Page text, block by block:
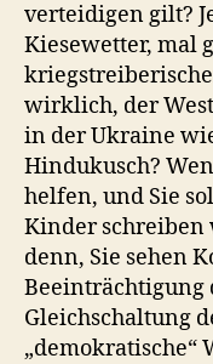
verteidigen gilt?
Kiesewetter, mal
wirklich, der
in der Ukraine
Hindukusch?
helfen, und Sie
Kinder schreiben
denn, Sie sehen
Gleichschaltung
„demokratische“